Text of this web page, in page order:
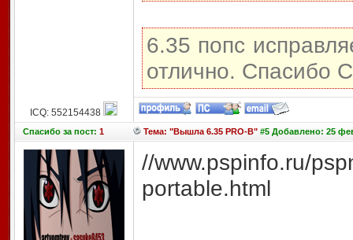
6.35 попс
отлично. Спасибо
ICQ: 552154438
Спасибоза пост: 1 Тема: "Вышла 6.35 PRO-B"#5 Добавлено: 25
//www.pspinfo.ru/
portable.html